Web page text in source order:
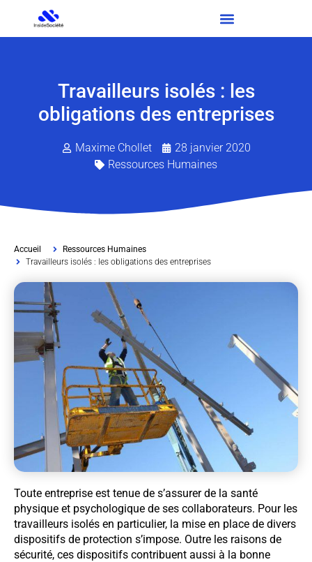
Travailleurs isolés : les
obligations des entreprises
Maxime Chollet
28 janvier 2020
Ressources Humaines
Accueil
Ressources Humaines
Travailleurs isolés : les obligations des entreprises
Toute entreprise est tenue de s’assurer de la santé
physique et psychologique de ses collaborateurs. Pour les
travailleurs isolés en particulier, la mise en place de divers
dispositifs de protection s’impose. Outre les raisons de
sécurité, ces dispositifs contribuent aussi à la bonne